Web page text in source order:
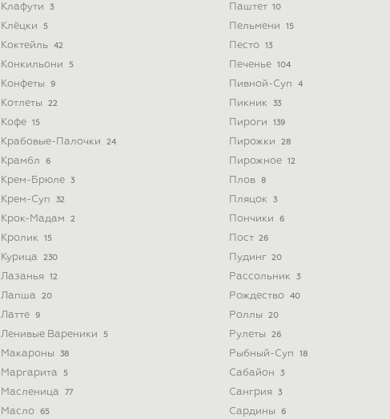
Клафути 3
Клёцки 5
Коктейль 42
Конкильони 5
Конфеты 9
Котлеты 22
Кофе 15
Крабовые-Палочки 24
Крамбл 6
Крем-Брюле 3
Крем-Суп 32
Крок-Мадам 2
Кролик 15
Курица 230
Лазанья 12
Лапша 20
Латте 9
Ленивые Вареники 5
Макароны 38
Маргарита 5
Масленица 77
Масло 65
Паштет 10
Пельмени 15
Песто 13
Печенье 104
Пивной-Суп 4
Пикник 33
Пироги 139
Пирожки 28
Пирожное 12
Плов 8
Пляцок 3
Пончики 6
Пост 26
Пудинг 20
Рассольник 3
Рождество 40
Роллы 20
Рулеты 26
Рыбный-Суп 18
Сабайон 3
Сангрия 3
Сардины 6